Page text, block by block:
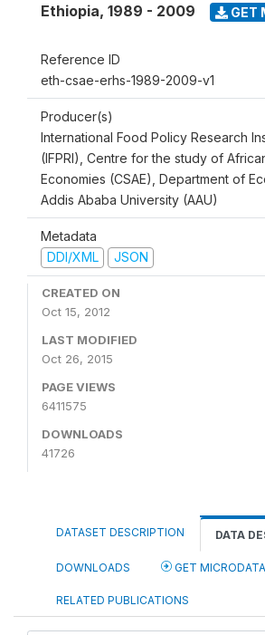
Ethiopia, 1989 - 2009 GET
Reference ID
eth-csae-erhs-1989-2009-v1
Producer(s)
International Food Policy Research
(IFPRI), Centre for the study of
Economies (CSAE), Department of
Addis Ababa University (AAU)
Metadata
DDI/XML
JSON
CREATED ON
Oct 15, 2012
LAST MODIFIED
Oct 26, 2015
PAGE VIEWS
6411575
DOWNLOADS
41726
DATASET DESCRIPTION DATA
DOWNLOADS GET MICRODATA
RELATED PUBLICATIONS